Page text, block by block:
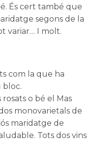
És cert també que
segons de la
variar… I molt.
com la que ha
bloc.
o bé el
Mas
monovarietals de
maridatge de
Tots dos vins